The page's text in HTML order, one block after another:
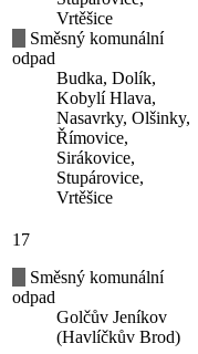
Vrtěšice
Směsný komunální
odpad
Budka, Dolík,
Kobylí Hlava,
Nasavrky, Olšinky,
Římovice,
Sirákovice,
Stupárovice,
Vrtěšice
17
Směsný komunální
odpad
Golčův Jeníkov
(Havlíčkův Brod)